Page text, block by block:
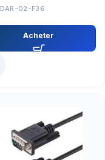
DAR-02-F36
Acheter